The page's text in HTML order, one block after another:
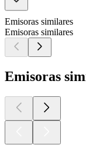
Emisoras similares
Emisoras similares
Emisoras